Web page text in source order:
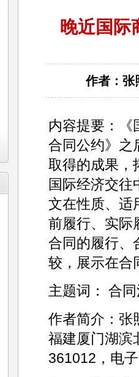
晚近国
作者：张
内容提要：《
合同公约》之
取得的成果，
国际经济交往
文在性质、适
前履行、实际
合同的履行、
较，展示在合
主题词： 合
作者简介：张
福建厦门湖滨
361012，电